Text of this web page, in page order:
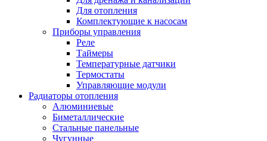
Для отопления
Комплектующие к насосам
Приборы управления
Реле
Таймеры
Температурные датчики
Термостаты
Управляющие модули
Радиаторы отопления
Алюминиевые
Биметаллические
Стальные панельные
Чугунные